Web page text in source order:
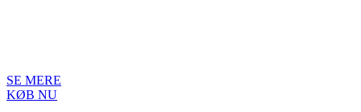
SE MERE
KØB NU